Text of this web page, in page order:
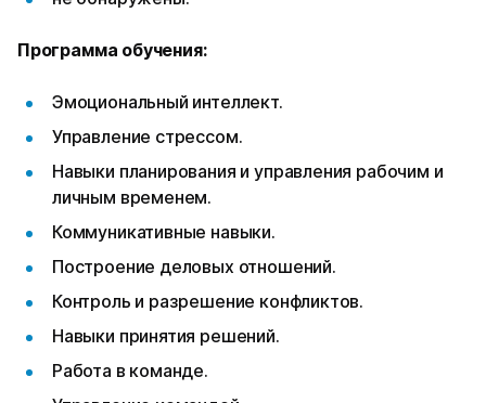
Программа обучения:
Эмоциональный интеллект.
Управление стрессом.
Навыки планирования и управления рабочим и
личным временем.
Коммуникативные навыки.
Построение деловых отношений.
Контроль и разрешение конфликтов.
Навыки принятия решений.
Работа в команде.